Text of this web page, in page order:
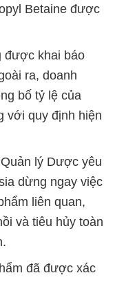
Betaine được
được khai báo
ra, doanh
bố tỷ lệ của
với quy định hiện
lý Dược yêu
dừng ngay việc
liên quan,
và tiêu hủy toàn
đã được xác